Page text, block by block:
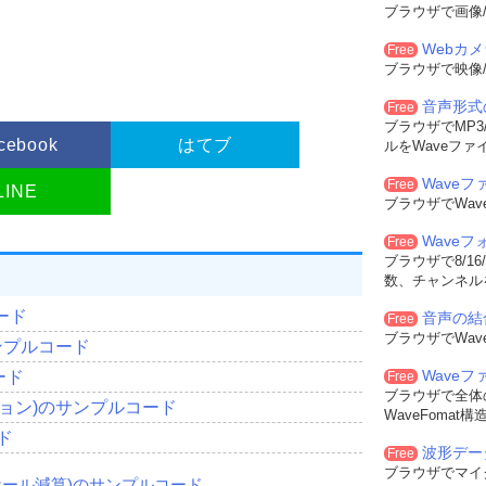
はてブ
ド
ルコード
ド
ン)のサンプルコード
ブラウザで画
Free Webカ
ブラウザで映
Free 音声形
ブラウザで
ルをWaveファ
Free Waveフ
ブラウザで
Free Waveフ
ブラウザで8/
数、チャンネ
Free 音声の結
ブラウザで
Free Waveフ
ブラウザで全
WaveFomat構
Free 波形デ
ブラウザでマ